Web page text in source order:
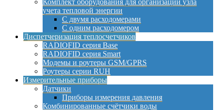
Комплект оборудования для организации узла
учета тепловой энергии
С двумя расходомерами
С одним расходомером
Диспетчеризация теплосчетчиков
RADIOFID серия Base
RADIOFID серия Smart
Модемы и роутеры GSM/GPRS
Роутеры серии RUH
Измерительные приборы
Датчики
Приборы измерения давления
Комбинированные счётчики воды